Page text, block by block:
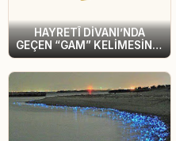
HAYRETÎ DİVANI’NDA
GEÇEN “GAM” KELİMESİNİN
TASARIMLARI